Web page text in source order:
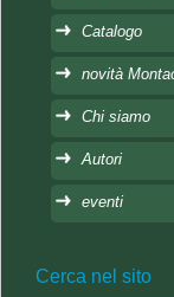
Catalogo
novità
Chi siamo
Autori
eventi
Cerca nel sito